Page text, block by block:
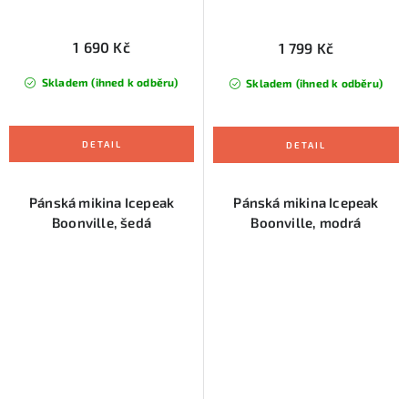
Skladem (ihned k odběru)
1 690 Kč
Skladem (ihned k odběru)
1 799 Kč
Pánská mikina Icepeak
Boonville, šedá
Pánská mikina Icepeak
Boonville, modrá